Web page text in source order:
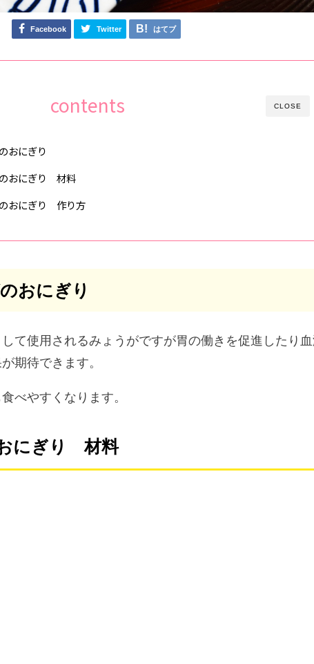
Facebook Twitter はてブ
CLOSE
contents
おにぎり
おにぎり 材料
おにぎり 作り方
おにぎり
て使用されるみょうがですが胃の働きを促進したり
期待できます。
べやすくなります。
にぎり 材料